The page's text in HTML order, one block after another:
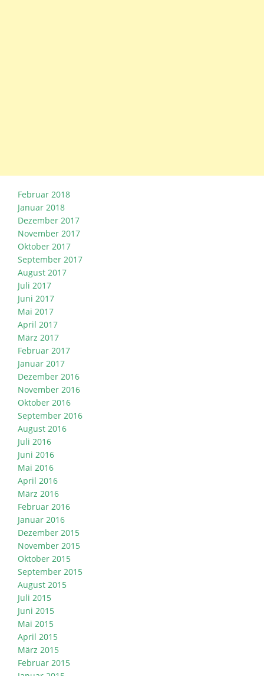
Februar 2018
Januar 2018
Dezember 2017
November 2017
Oktober 2017
September 2017
August 2017
Juli 2017
Juni 2017
Mai 2017
April 2017
März 2017
Februar 2017
Januar 2017
Dezember 2016
November 2016
Oktober 2016
September 2016
August 2016
Juli 2016
Juni 2016
Mai 2016
April 2016
März 2016
Februar 2016
Januar 2016
Dezember 2015
November 2015
Oktober 2015
September 2015
August 2015
Juli 2015
Juni 2015
Mai 2015
April 2015
März 2015
Februar 2015